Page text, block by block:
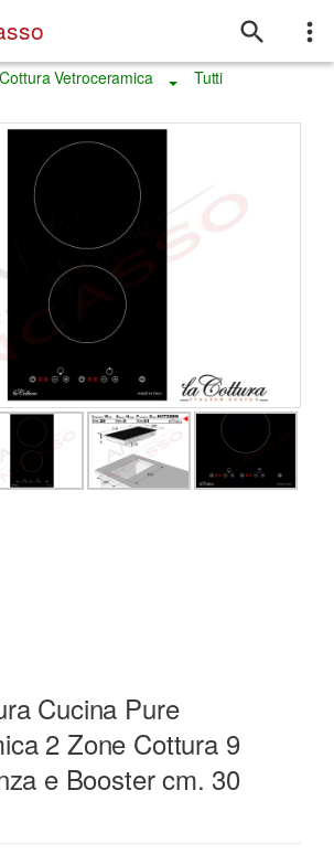
Vetroceramica Toggle Dropdown
Tutti
Cucina Pure
2 Zone Cottura 9
e Booster cm. 30